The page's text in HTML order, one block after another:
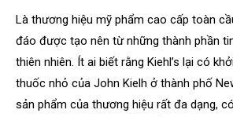
Là thương hiệu mỹ phẩm cao cấp toàn
đáo được tạo nên từ những thành phần
thiên nhiên. Ít ai biết rằng Kiehl’s lại có
thuốc nhỏ của John Kielh ở thành phố
sản phẩm của thương hiệu rất đa dạng,